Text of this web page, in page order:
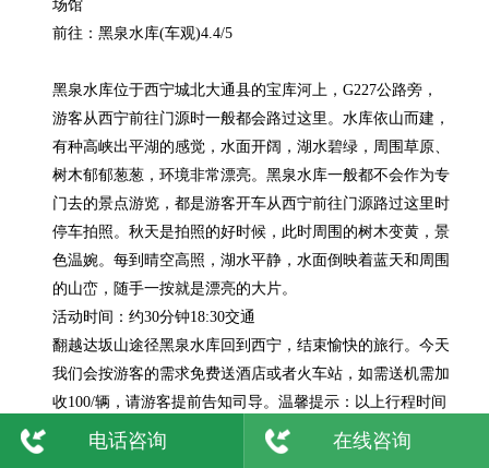
场馆
前往：黑泉水库(车观)4.4/5
黑泉水库位于西宁城北大通县的宝库河上，G227公路旁，
游客从西宁前往门源时一般都会路过这里。水库依山而建，
有种高峡出平湖的感觉，水面开阔，湖水碧绿，周围草原、
树木郁郁葱葱，环境非常漂亮。黑泉水库一般都不会作为专
门去的景点游览，都是游客开车从西宁前往门源路过这里时
停车拍照。秋天是拍照的好时候，此时周围的树木变黄，景
色温婉。每到晴空高照，湖水平静，水面倒映着蓝天和周围
的山峦，随手一按就是漂亮的大片。
活动时间：约30分钟18:30交通
翻越达坂山途径黑泉水库回到西宁，结束愉快的旅行。今天
我们会按游客的需求免费送酒店或者火车站，如需送机需加
收100/辆，请游客提前告知司导。温馨提示：以上行程时间
是按正常班期规划的，青海旅游7.8月为旺季，到时候有部
分路段交通管制或堵车等意外情况，可能对行程产生影响，
电话咨询 在线咨询